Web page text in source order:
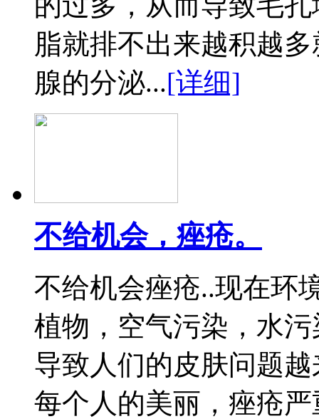
脂就排不出来越积越
腺的分泌...[详细]
不给机会，痤疮。
不给机会痤疮..现在环
植物，空气污染，水
导致人们的皮肤问题
每个人的美丽，痤疮